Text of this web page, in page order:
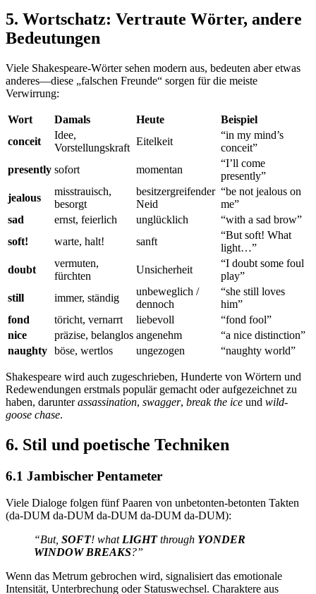
5. Wortschatz: Vertraute Wörter, andere
Bedeutungen
Viele Shakespeare-Wörter sehen modern aus, bedeuten aber etwas
anderes—diese „falschen Freunde“ sorgen für die meiste
Verwirrung:
Wort Damals Heute
Beispiel
conceit
Idee,
Vorstellungskraft
Eitelkeit
“in my mind’s
conceit”
presently sofort momentan
“I’ll come
presently”
jealous
misstrauisch,
besorgt
besitzergreifender
Neid
“be not jealous on
me”
sad
ernst, feierlich unglücklich
“with a sad brow”
soft!
warte, halt! sanft
“But soft! What
light…”
doubt
vermuten,
fürchten
Unsicherheit
“I doubt some foul
play”
still
immer, ständig
unbeweglich /
dennoch
“she still loves
him”
fond
töricht, vernarrt liebevoll
“fond fool”
nice
präzise, belanglos angenehm
“a nice distinction”
naughty böse, wertlos ungezogen “naughty world”
Shakespeare wird auch zugeschrieben, Hunderte von Wörtern und
Redewendungen erstmals populär gemacht oder aufgezeichnet zu
haben, darunterassassination, swagger, break the ice und wild-
goose chase.
6. Stil und poetische Techniken
6.1 Jambischer Pentameter
Viele Dialoge folgen fünf Paaren von unbetonten-betonten Takten
(da-DUM da-DUM da-DUM da-DUM da-DUM):
“But, SOFT! whatLIGHTthrough YONDER
WINDOW BREAKS?”
Wenn das Metrum gebrochen wird, signalisiert das emotionale
Intensität, Unterbrechung oder Statuswechsel. Charaktere aus